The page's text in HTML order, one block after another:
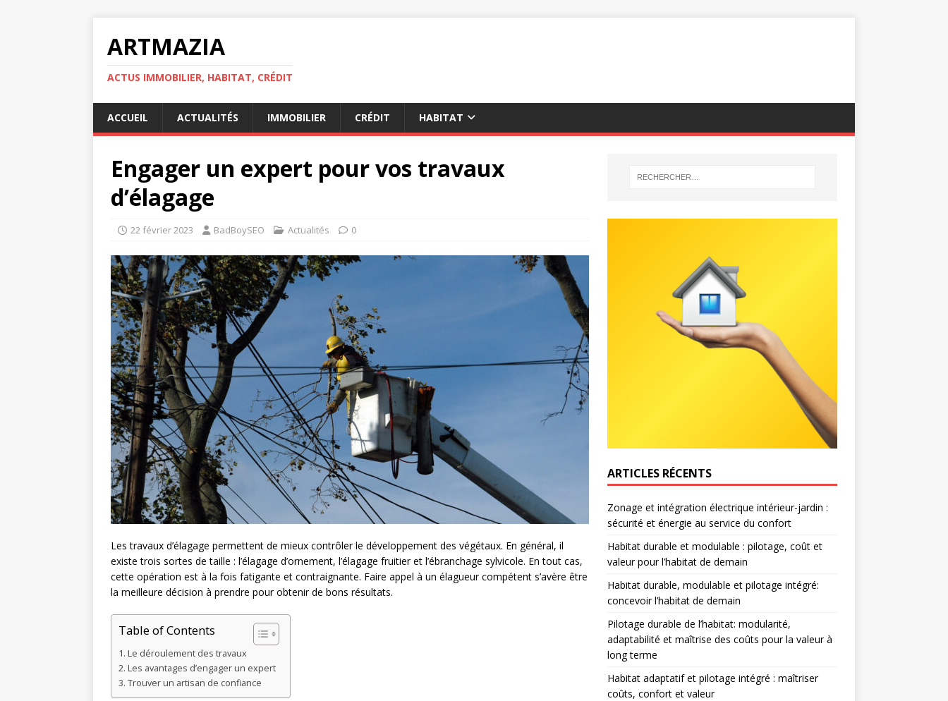
ARTMAZIA
ACTUS IMMOBILIER, HABITAT, CRÉDIT
ACCUEIL ACTUALITÉS IMMOBILIER CRÉDIT HABITAT
Engager un expert pour vos travaux
d’élagage
22 février 2023 BadBoySEO Actualités 0
Les travaux d’élagage permettent de mieux contrôler le développement des végétaux. En général, il
existe trois sortes de taille : l’élagage d’ornement, l’élagage fruitier et l’ébranchage sylvicole. En tout cas,
cette opération est à la fois fatigante et contraignante. Faire appel à un élagueur compétent s’avère être
la meilleure décision à prendre pour obtenir de bons résultats.
Table of Contents
Le déroulement des travaux
Les avantages d’engager un expert
Trouver un artisan de confiance
ARTICLES RÉCENTS
Zonage et intégration électrique intérieur-jardin :
sécurité et énergie au service du confort
Habitat durable et modulable : pilotage, coût et
valeur pour l’habitat de demain
Habitat durable, modulable et pilotage intégré:
concevoir l’habitat de demain
Pilotage durable de l’habitat: modularité,
adaptabilité et maîtrise des coûts pour la valeur à
long terme
Habitat adaptatif et pilotage intégré : maîtriser
coûts, confort et valeur